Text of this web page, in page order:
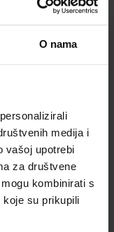
O nama
medija i
vašoj upotrebi
za društvene
kombinirati s
su prikupili